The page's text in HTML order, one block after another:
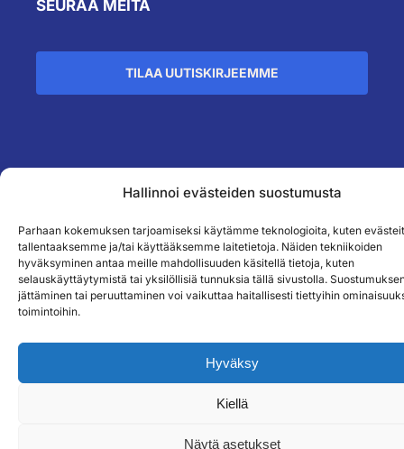
Hallinnoi evästeiden suostumusta
Parhaan kokemuksen tarjoamiseksi käytämme teknologioita, kuten
tallentaaksemme ja/tai käyttääksemme laitetietoja. Näiden tekniikoiden
hyväksyminen antaa meille mahdollisuuden käsitellä tietoja, kuten
selauskäyttäytymistä tai yksilöllisiä tunnuksia tällä sivustolla.
jättäminen tai peruuttaminen voi vaikuttaa haitallisesti tiettyihin
toimintoihin.
Hyväksy
Kiellä
Näytä asetukset
SEURAA MEITÄ
TILAA UUTISKIRJEEMME